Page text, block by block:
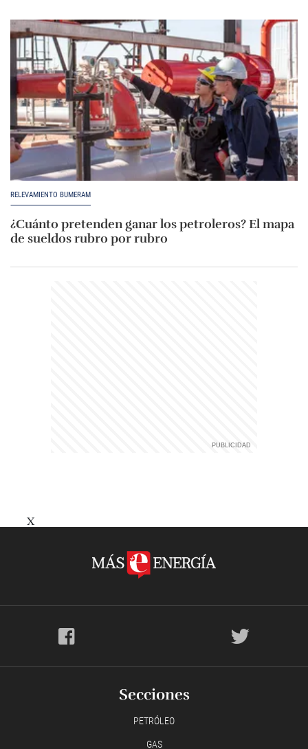
RELEVAMIENTO BUMERAM
¿Cuánto pretenden ganar los petroleros? El mapa
de sueldos rubro por rubro
X
Secciones
PETRÓLEO
GAS